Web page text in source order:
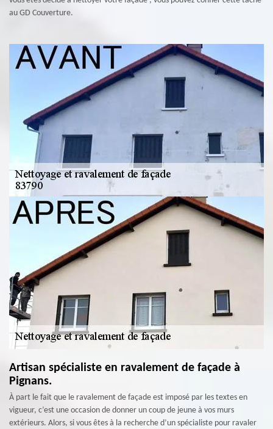
au GD Couverture.
Artisan spécialiste en ravalement de façade à
Pignans.
À part le fait que le ravalement de façade est imposé par les textes en
vigueur, c’est une occasion de donner un coup de jeune à vos murs
extérieurs. Alors, si vous êtes à la recherche d’un spécialiste pour ravaler